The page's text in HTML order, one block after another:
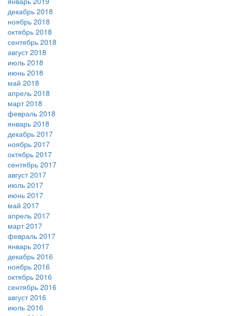
декабрь 2018
ноябрь 2018
октябрь 2018
сентябрь 2018
август 2018
июль 2018
июнь 2018
май 2018
апрель 2018
март 2018
февраль 2018
январь 2018
декабрь 2017
ноябрь 2017
октябрь 2017
сентябрь 2017
август 2017
июль 2017
июнь 2017
май 2017
апрель 2017
март 2017
февраль 2017
январь 2017
декабрь 2016
ноябрь 2016
октябрь 2016
сентябрь 2016
август 2016
июль 2016